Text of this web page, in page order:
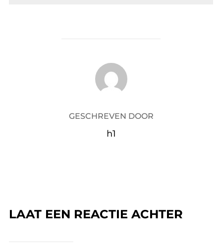
BERICHTAUTEUR
GESCHREVEN DOOR
h1
LAAT EEN REACTIE ACHTER